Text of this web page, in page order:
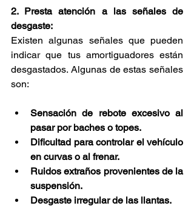
2. Presta atención a las señales de
desgaste:
Existen algunas señales que pueden
indicar que tus amortiguadores están
desgastados. Algunas de estas señales
son:
Sensación de rebote excesivo al
pasar por baches o topes.
Dificultad para controlar el vehículo
en curvas o al frenar.
Ruidos extraños provenientes de la
suspensión.
Desgaste irregular de las llantas.